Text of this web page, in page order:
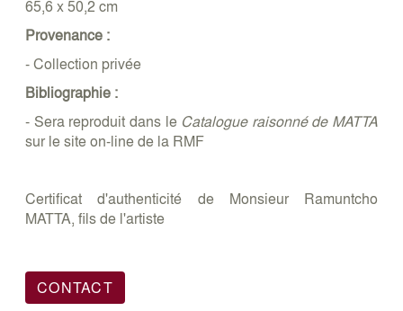
65,6 x 50,2 cm
Provenance :
- Collection privée
Bibliographie :
- Sera reproduit dans le Catalogue raisonné de MATTA
sur le site on-line de la RMF
Certificat d'authenticité de Monsieur Ramuntcho
MATTA, fils de l'artiste
CONTACT